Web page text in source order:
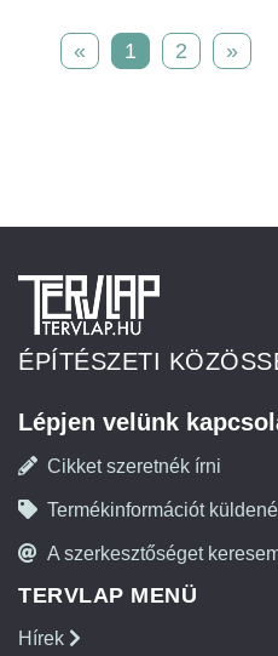
« 1 2 »
ÉPÍTÉSZETI
Lépjen velünk
Cikket szeretnék írni
Termékinformációt
A szerkesztőséget
TERVLAP MENÜ
Hírek